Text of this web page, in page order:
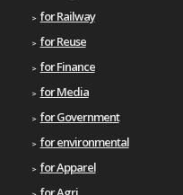
for Railway
for Reuse
for Finance
for Media
for Government
for environmental
for Apparel